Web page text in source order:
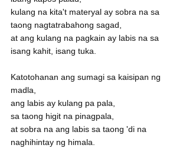
kulang na kita't materyal ay sobra na sa
taong nagtatrabahong sagad,
at ang kulang na pagkain ay labis na sa
isang kahit, isang tuka.
Katotohanan ang sumagi sa kaisipan ng
madla,
ang labis ay kulang pa pala,
sa taong higit na pinagpala,
at sobra na ang labis sa taong 'di na
naghihintay ng himala.